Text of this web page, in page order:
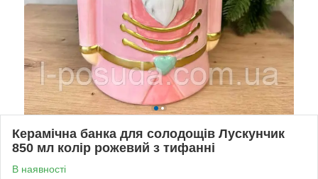
Керамічна банка для солодощів Лускунчик
850 мл колір рожевий з тифанні
В наявності